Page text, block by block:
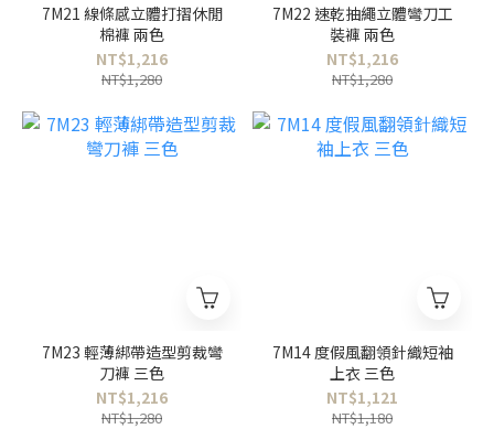
7M21 線條感立體打摺休閒
棉褲 兩色
NT$1,216
NT$1,280
7M22 速乾抽繩立體彎刀工
裝褲 兩色
NT$1,216
NT$1,280
7M23 輕薄綁帶造型剪裁彎
刀褲 三色
NT$1,216
NT$1,280
7M14 度假風翻領針織短袖
上衣 三色
NT$1,121
NT$1,180